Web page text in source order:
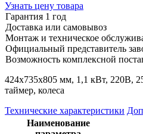
Узнать цену товара
Гарантия 1 год
Доставка или самовывоз
Монтаж и техническое
Официальный представитель
Возможность комплексной
424х735х805 мм, 1,1 кВт, 220В,
таймер, колеса
Технические характеристики
Наименование